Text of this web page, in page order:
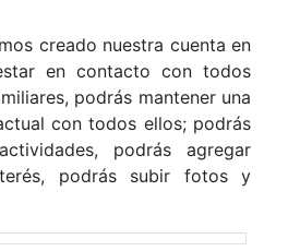
creado nuestra cuenta en
en contacto con todos
podrás mantener una
con todos ellos; podrás
podrás agregar
podrás subir fotos y